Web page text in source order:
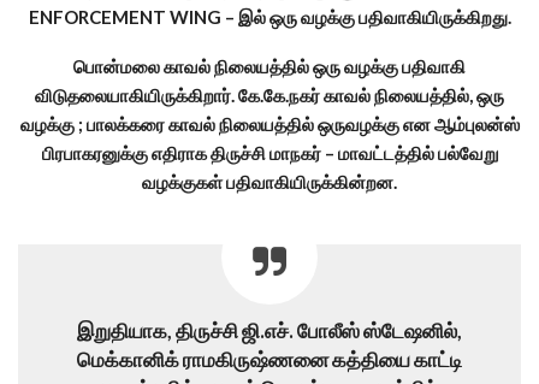
ENFORCEMENT WING – இல் ஒரு வழக்கு பதிவாகியிருக்கிறது.
பொன்மலை காவல் நிலையத்தில் ஒரு வழக்கு பதிவாகி
விடுதலையாகியிருக்கிறார். கே.கே.நகர் காவல் நிலையத்தில், ஒரு
வழக்கு ; பாலக்கரை காவல் நிலையத்தில் ஒருவழக்கு என ஆம்புலன்ஸ்
பிரபாகரனுக்கு எதிராக திருச்சி மாநகர் – மாவட்டத்தில் பல்வேறு
வழக்குகள் பதிவாகியிருக்கின்றன.
இறுதியாக, திருச்சி ஜி.எச். போலீஸ் ஸ்டேஷனில்,
மெக்கானிக் ராமகிருஷ்ணனை கத்தியை காட்டி